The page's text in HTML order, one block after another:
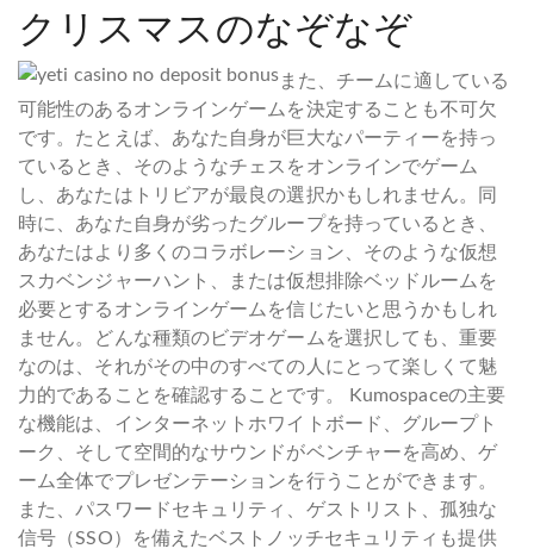
クリスマスのなぞなぞ
また、チームに適している
可能性のあるオンラインゲームを決定することも不可欠
です。たとえば、あなた自身が巨大なパーティーを持っ
ているとき、そのようなチェスをオンラインでゲーム
し、あなたはトリビアが最良の選択かもしれません。同
時に、あなた自身が劣ったグループを持っているとき、
あなたはより多くのコラボレーション、そのような仮想
スカベンジャーハント、または仮想排除ベッドルームを
必要とするオンラインゲームを信じたいと思うかもしれ
ません。どんな種類のビデオゲームを選択しても、重要
なのは、それがその中のすべての人にとって楽しくて魅
力的であることを確認することです。 Kumospaceの主要
な機能は、インターネットホワイトボード、グループト
ーク、そして空間的なサウンドがベンチャーを高め、ゲ
ーム全体でプレゼンテーションを行うことができます。
また、パスワードセキュリティ、ゲストリスト、孤独な
信号（SSO）を備えたベストノッチセキュリティも提供